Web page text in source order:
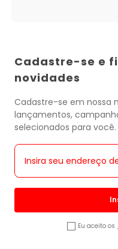
Cadastre-se e
novidades
Cadastre-se em nossa
lançamentos,
selecionados para você.
Eu aceito os